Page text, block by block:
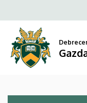
Dr.
Szakály
Zoltán
a
tartalomra